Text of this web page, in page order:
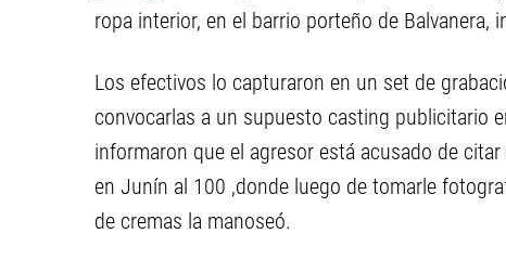
ropa interior, en el barrio porteño de Balvanera,
Los efectivos lo capturaron en un set de
convocarlas a un supuesto casting publicitario
informaron que el agresor está acusado de
en Junín al 100 ,donde luego de tomarle
de cremas la manoseó.